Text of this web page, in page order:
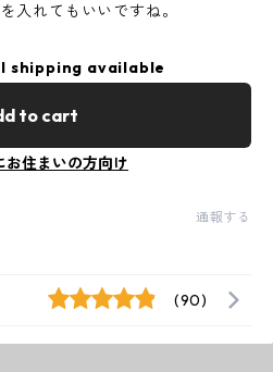
入れてもいいですね。
shipping available
to cart
お住まいの方向け
通報する
(90)